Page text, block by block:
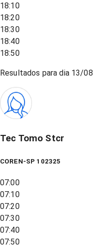
18:10
18:20
18:30
18:40
18:50
Resultados para dia 13/08
Tec Tomo Stcr
COREN-SP 102325
07:00
07:10
07:20
07:30
07:40
07:50